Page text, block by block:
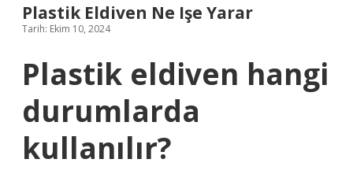
Plastik Eldiven Ne Işe Yarar
Tarih: Ekim 10, 2024
Plastik eldiven hangi
durumlarda
kullanılır?